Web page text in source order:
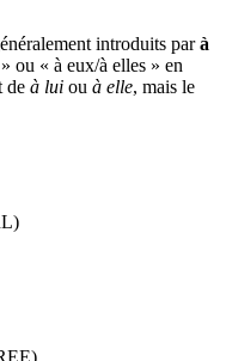
introduits parà
ou « à eux/à elles » en
de à lui ou à elle, mais le